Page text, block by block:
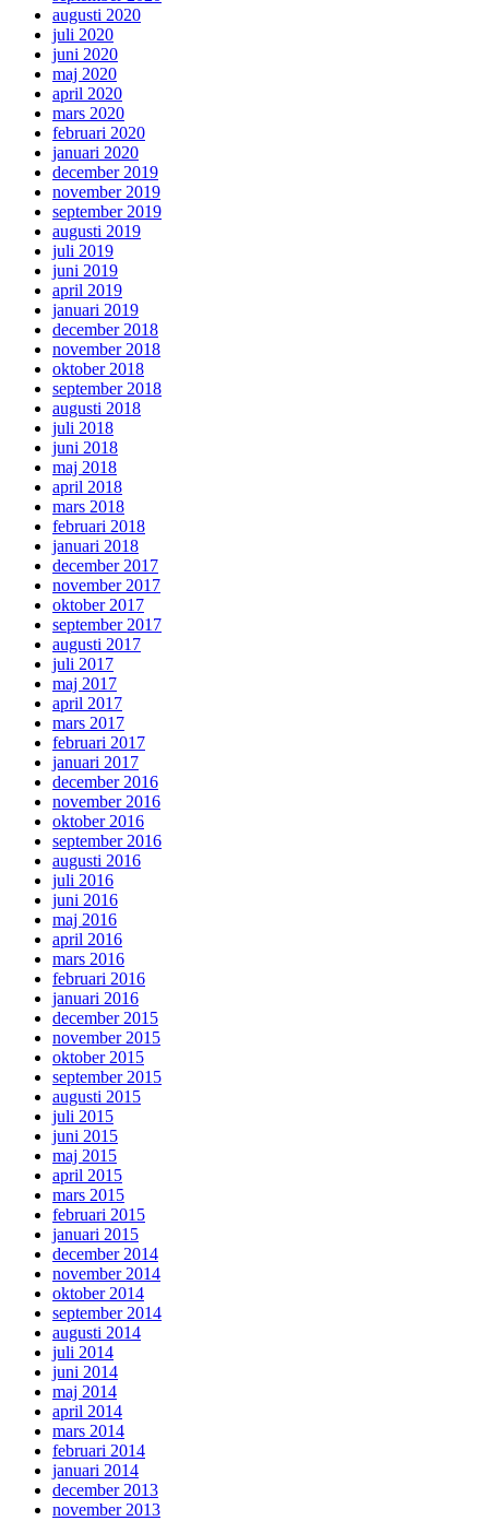
augusti 2020
juli 2020
juni 2020
maj 2020
april 2020
mars 2020
februari 2020
januari 2020
december 2019
november 2019
september 2019
augusti 2019
juli 2019
juni 2019
april 2019
januari 2019
december 2018
november 2018
oktober 2018
september 2018
augusti 2018
juli 2018
juni 2018
maj 2018
april 2018
mars 2018
februari 2018
januari 2018
december 2017
november 2017
oktober 2017
september 2017
augusti 2017
juli 2017
maj 2017
april 2017
mars 2017
februari 2017
januari 2017
december 2016
november 2016
oktober 2016
september 2016
augusti 2016
juli 2016
juni 2016
maj 2016
april 2016
mars 2016
februari 2016
januari 2016
december 2015
november 2015
oktober 2015
september 2015
augusti 2015
juli 2015
juni 2015
maj 2015
april 2015
mars 2015
februari 2015
januari 2015
december 2014
november 2014
oktober 2014
september 2014
augusti 2014
juli 2014
juni 2014
maj 2014
april 2014
mars 2014
februari 2014
januari 2014
december 2013
november 2013